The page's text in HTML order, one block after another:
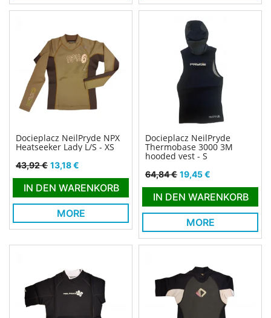
Docieplacz NeilPryde NPX
Heatseeker Lady L/S - XS
Verkaufspreis
43,92 € Preis
13,18 €
IN DEN WARENKORB
MORE
Docieplacz NeilPryde
Thermobase 3000 3M
hooded vest - S
Verkaufspreis
64,84 € Preis
19,45 €
IN DEN WARENKORB
MORE